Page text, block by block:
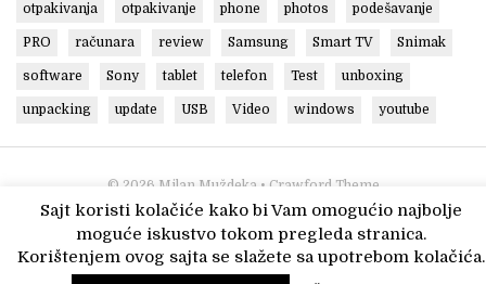
otpakivanja otpakivanje phone photos podešavanje
PRO računara review Samsung Smart TV Snimak
software Sony tablet telefon Test unboxing
unpacking update USB Video windows youtube
© 2026 Milan Muždeka • Crawford Theme
Sajt koristi kolačiće kako bi Vam omogućio najbolje
moguće iskustvo tokom pregleda stranica.
Korištenjem ovog sajta se slažete sa upotrebom kolačića.